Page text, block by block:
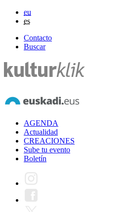
eu
es
Contacto
Buscar
AGENDA
Actualidad
CREACIONES
Sube tu evento
Boletín